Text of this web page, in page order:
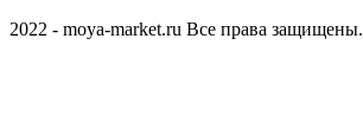
2022 - moya-market.ru Все права защищены.